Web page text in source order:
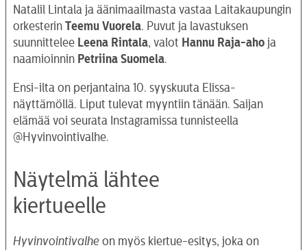
Natalil Lintala ja äänimaailmasta vastaa Laitakaupungin
orkesterin Teemu Vuorela. Puvut ja lavastuksen
suunnittelee Leena Rintala, valot Hannu Raja-aho ja
naamioinnin Petriina Suomela.
Ensi-ilta on perjantaina 10. syyskuuta Elissa-
näyttämöllä. Liput tulevat myyntiin tänään. Saijan
elämää voi seurata Instagramissa tunnisteella
@Hyvinvointivalhe.
Näytelmä lähtee
kiertueelle
Hyvinvointivalhe on myös kiertue-esitys, joka on